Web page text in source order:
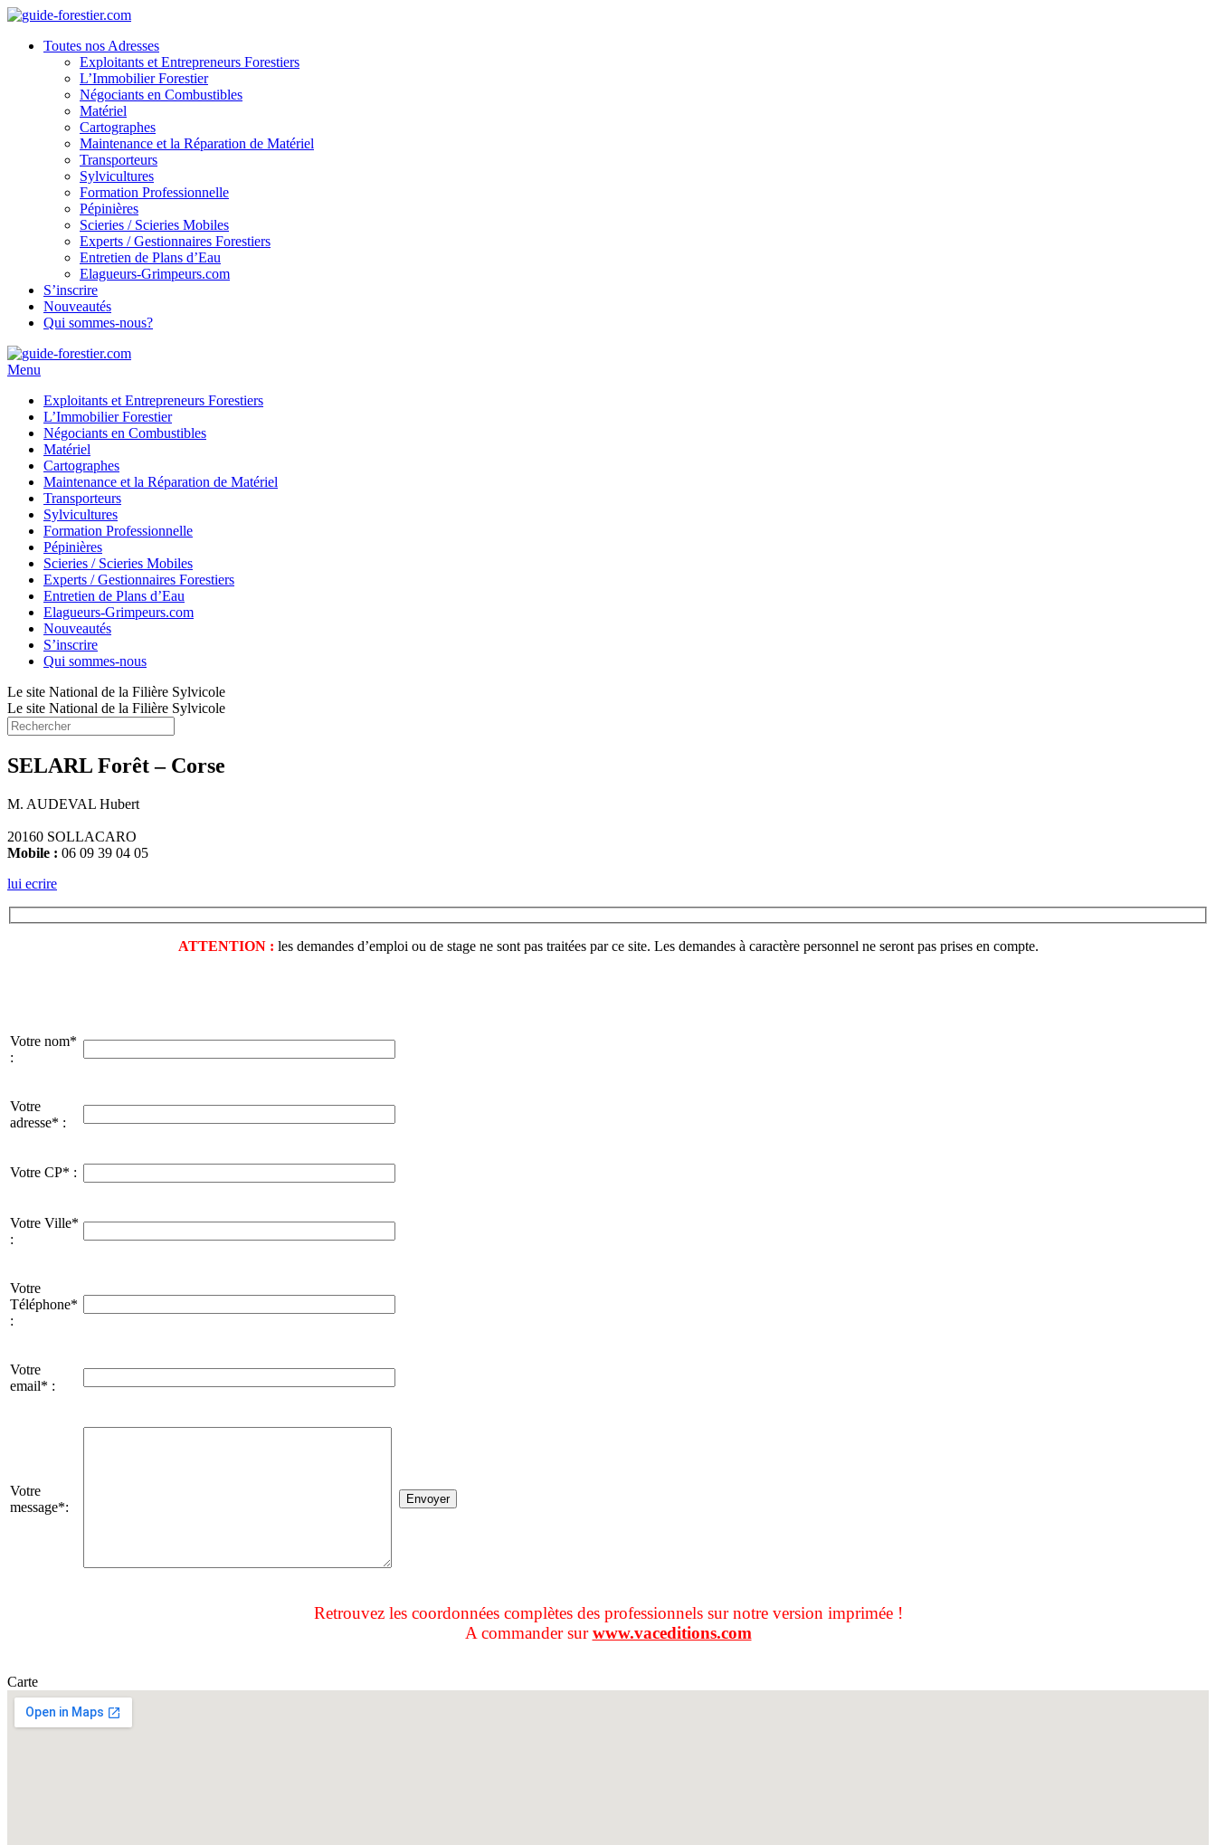
Toutes nos Adresses
Exploitants et Entrepreneurs Forestiers
L’Immobilier Forestier
Négociants en Combustibles
Matériel
Cartographes
Maintenance et la Réparation de Matériel
Transporteurs
Sylvicultures
Formation Professionnelle
Pépinières
Scieries / Scieries Mobiles
Experts / Gestionnaires Forestiers
Entretien de Plans d’Eau
Elagueurs-Grimpeurs.com
S’inscrire
Nouveautés
Qui sommes-nous?
Menu
Exploitants et Entrepreneurs Forestiers
L’Immobilier Forestier
Négociants en Combustibles
Matériel
Cartographes
Maintenance et la Réparation de Matériel
Transporteurs
Sylvicultures
Formation Professionnelle
Pépinières
Scieries / Scieries Mobiles
Experts / Gestionnaires Forestiers
Entretien de Plans d’Eau
Elagueurs-Grimpeurs.com
Nouveautés
S’inscrire
Qui sommes-nous
Le site National de la Filière Sylvicole
Le site National de la Filière Sylvicole
SELARL Forêt – Corse
M. AUDEVAL Hubert
20160 SOLLACARO
Mobile : 06 09 39 04 05
lui ecrire
ATTENTION : les demandes d’emploi ou de stage ne sont pas traitées par ce site. Les demandes à caractère personnel ne seront pas prises en compte.
Votre nom*
:
Votre
adresse* :
Votre CP* :
Votre Ville*
:
Votre
Téléphone*
:
Votre
email* :
Votre
message*:
Retrouvez les coordonnées complètes des professionnels sur notre version imprimée !
A commander surwww.vaceditions.com
Carte